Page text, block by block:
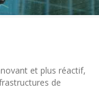
et plus réactif,
de